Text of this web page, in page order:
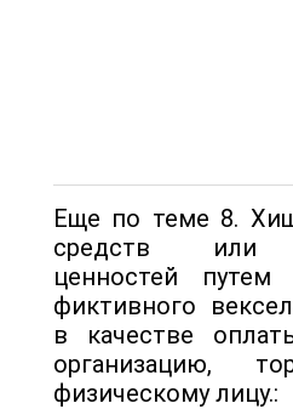
Еще по теме 8.
средств или
ценностей путем
фиктивного
в качестве
организацию,
физическому лицу.: